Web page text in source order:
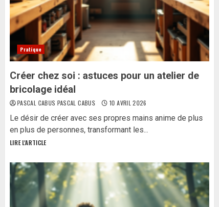
Pratique
Créer chez soi : astuces pour un atelier de
bricolage idéal
PASCAL CABUS PASCAL CABUS 10 AVRIL 2026
Le désir de créer avec ses propres mains anime de plus
en plus de personnes, transformant les...
LIRE L'ARTICLE